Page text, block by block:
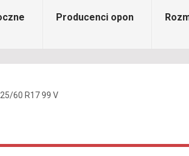
Producenci opon
60 R17 99 V